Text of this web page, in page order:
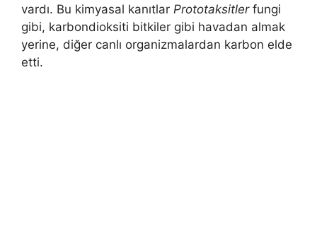
vardı. Bu kimyasal kanıtlar Prototaksitler fungi
gibi, karbondioksiti bitkiler gibi havadan almak
yerine, diğer canlı organizmalardan karbon elde
etti.